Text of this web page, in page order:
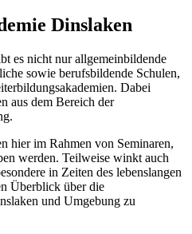
Dinslaken
es nicht nur allgemeinbildende
sowie berufsbildende Schulen,
Dabei
aus dem Bereich der
hier im Rahmen von Seminaren,
werden. Teilweise winkt auch
in Zeiten des lebenslangen
Überblick über die
und Umgebung zu